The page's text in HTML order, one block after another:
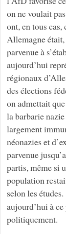
on ne voulait
ont, en tous
Allemagne
parvenue à
aujourd’hui
régionaux
des élections
on admettait
la barbarie
largement
néonazies et
parvenue
partis, même si
population
selon les études.
aujourd’hui à
politiquement.